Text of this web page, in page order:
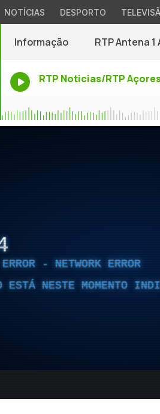
NOTÍCIAS DESPORTO
Informação RTP Antena 1
RTP Noticias/RTP
- NETWORK ERROR
ESTÁ NESTE MOMENTO